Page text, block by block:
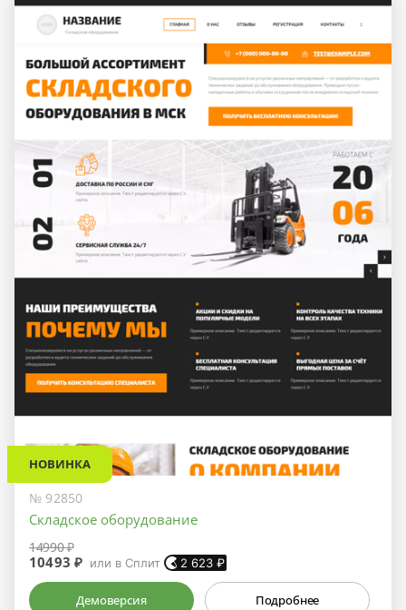
НОВИНКА
№ 92850
Складское оборудование
14990 ₽
10493 ₽ или в Сплит 2 623 ₽
Демоверсия Подробнее